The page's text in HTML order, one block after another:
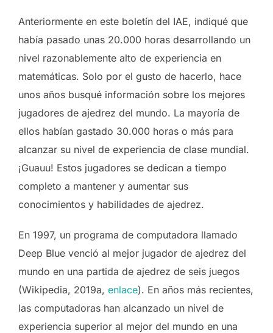
Anteriormente en este boletín del IAE, indiqué que
había pasado unas 20.000 horas desarrollando un
nivel razonablemente alto de experiencia en
matemáticas. Solo por el gusto de hacerlo, hace
unos años busqué información sobre los mejores
jugadores de ajedrez del mundo. La mayoría de
ellos habían gastado 30.000 horas o más para
alcanzar su nivel de experiencia de clase mundial.
¡Guauu! Estos jugadores se dedican a tiempo
completo a mantener y aumentar sus
conocimientos y habilidades de ajedrez.
En 1997, un programa de computadora llamado
Deep Blue venció al mejor jugador de ajedrez del
mundo en una partida de ajedrez de seis juegos
(Wikipedia, 2019a, enlace). En años más recientes,
las computadoras han alcanzado un nivel de
experiencia superior al mejor del mundo en una